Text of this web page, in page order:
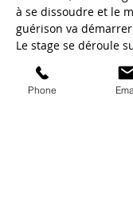
à se dissoudre et le
guérison va
Le stage se déroule
seconde journée est
pratique. C'est vous
Phone